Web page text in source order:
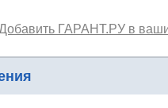
ГАРАНТ.РУ в ваши